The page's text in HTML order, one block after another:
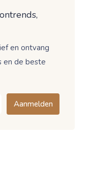
en ontvang
en de beste
Aanmelden